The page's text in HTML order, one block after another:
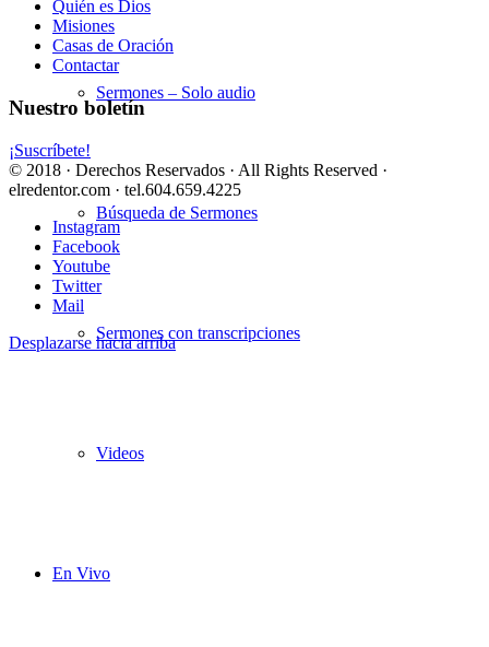
Sermones – Solo audio
Búsqueda de Sermones
Sermones con transcripciones
Videos
En Vivo
Quién es Dios
Misiones
Casas de Oración
Contactar
Nuestro boletín
¡Suscríbete!
© 2018 · Derechos Reservados · All Rights Reserved ·
elredentor.com · tel.604.659.4225
Instagram
Facebook
Youtube
Twitter
Mail
Desplazarse hacia arriba